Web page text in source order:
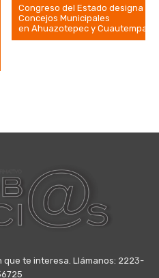
Congreso del Estado designa
Concejos Municipales
en Ahuazotepec y Cuautempan
te interesa. Llámanos: 2223-